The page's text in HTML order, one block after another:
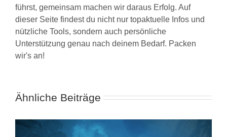
führst, gemeinsam machen wir daraus Erfolg. Auf
dieser Seite findest du nicht nur topaktuelle Infos und
nützliche Tools, sondern auch persönliche
Unterstützung genau nach deinem Bedarf. Packen
wir's an!
Ähnliche Beiträge